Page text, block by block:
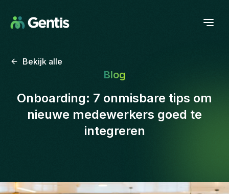
Bekijk alle
Blog
Onboarding: 7 onmisbare tips om
nieuwe medewerkers goed te
integreren